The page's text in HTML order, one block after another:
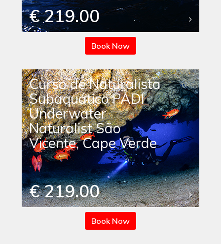
€ 219.00
Book Now
Curso de Naturalista
Subaquático PADI
Underwater
Naturalist São
Vicente, Cape Verde
€ 219.00
Book Now